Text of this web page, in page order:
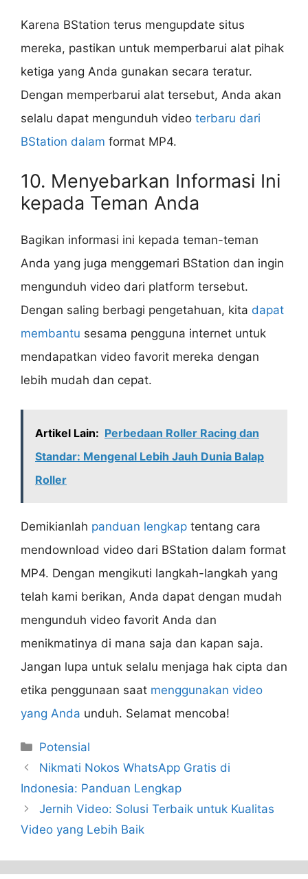
Karena BStation terus mengupdate situs
mereka, pastikan untuk memperbarui alat pihak
ketiga yang Anda gunakan secara teratur.
Dengan memperbarui alat tersebut, Anda akan
selalu dapat mengunduh video terbaru dari
BStation dalam format MP4.
10. Menyebarkan Informasi Ini
kepada Teman Anda
Bagikan informasi ini kepada teman-teman
Anda yang juga menggemari BStation dan ingin
mengunduh video dari platform tersebut.
Dengan saling berbagi pengetahuan, kita dapat
membantu sesama pengguna internet untuk
mendapatkan video favorit mereka dengan
lebih mudah dan cepat.
Artikel Lain: Perbedaan Roller Racing dan
Standar: Mengenal Lebih Jauh Dunia Balap
Roller
Demikianlah panduan lengkap tentang cara
mendownload video dari BStation dalam format
MP4. Dengan mengikuti langkah-langkah yang
telah kami berikan, Anda dapat dengan mudah
mengunduh video favorit Anda dan
menikmatinya di mana saja dan kapan saja.
Jangan lupa untuk selalu menjaga hak cipta dan
etika penggunaan saat menggunakan video
yang Anda unduh. Selamat mencoba!
Categories
Potensial
Nikmati Nokos WhatsApp Gratis di
Indonesia: Panduan Lengkap
Jernih Video: Solusi Terbaik untuk Kualitas
Video yang Lebih Baik